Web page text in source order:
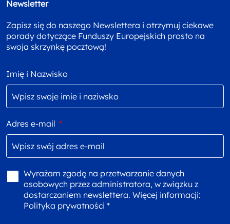
Newsletter
Zapisz się do naszego Newslettera i otrzymuj ciekawe
porady dotyczące Funduszy Europejskich prosto na
swoja skrzynkę pocztową!
Imię i Nazwisko
Adres e-mail *
Wyrażam zgodę na przetwarzanie danych
osobowych przez administratora, w związku z
dostarczaniem newslettera. Więcej informacji:
Polityka prywatności *